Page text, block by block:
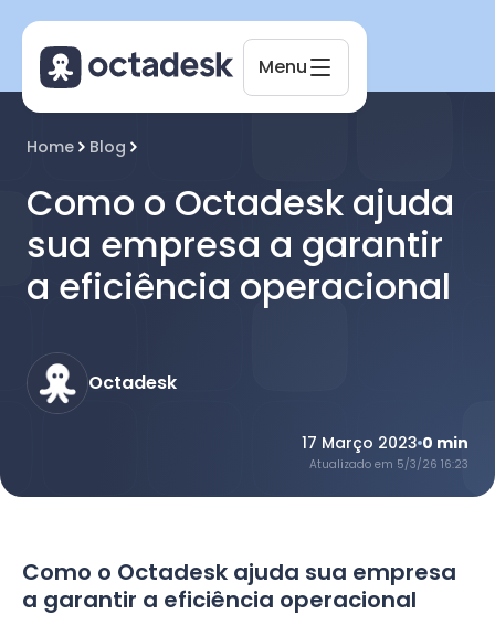
Menu
Home Blog
Como o Octadesk ajuda
sua empresa a garantir
a eficiência operacional
Octadesk
17 Março 2023 0 min
Atualizado em 5/3/26 16:23
Como o Octadesk ajuda sua empresa
a garantir a eficiência operacional
Online agora